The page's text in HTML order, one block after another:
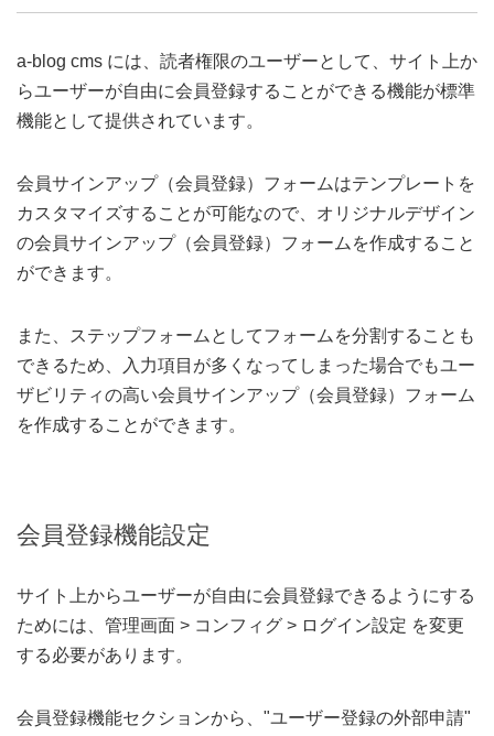
a-blog cms には、読者権限のユーザーとして、サイト上か
らユーザーが自由に会員登録することができる機能が標準
機能として提供されています。
会員サインアップ（会員登録）フォームはテンプレートを
カスタマイズすることが可能なので、オリジナルデザイン
の会員サインアップ（会員登録）フォームを作成すること
ができます。
また、ステップフォームとしてフォームを分割することも
できるため、入力項目が多くなってしまった場合でもユー
ザビリティの高い会員サインアップ（会員登録）フォーム
を作成することができます。
会員登録機能設定
サイト上からユーザーが自由に会員登録できるようにする
ためには、管理画面 > コンフィグ > ログイン設定 を変更
する必要があります。
会員登録機能セクションから、"ユーザー登録の外部申請"